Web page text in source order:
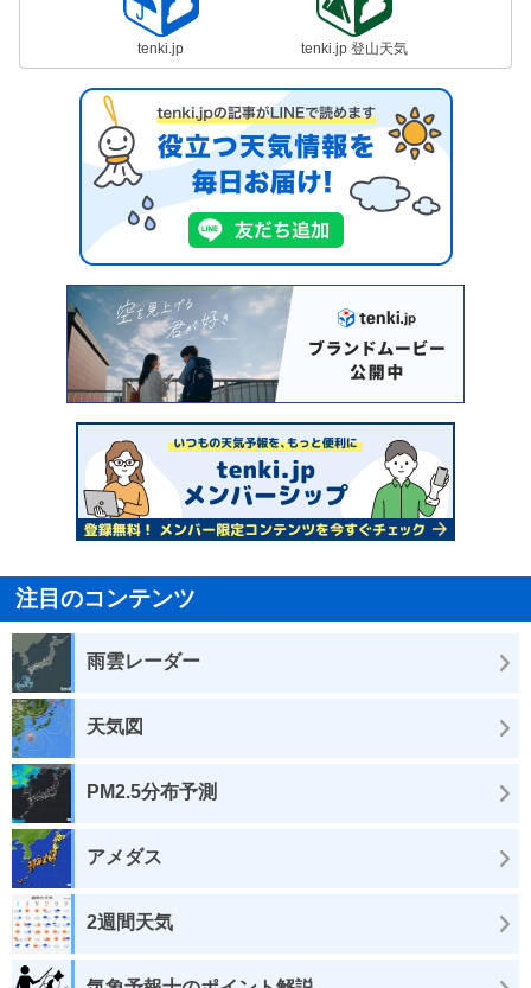
tenki.jp tenki.jp 登山天気
注目のコンテンツ
雨雲レーダー
天気図
PM2.5分布予測
アメダス
2週間天気